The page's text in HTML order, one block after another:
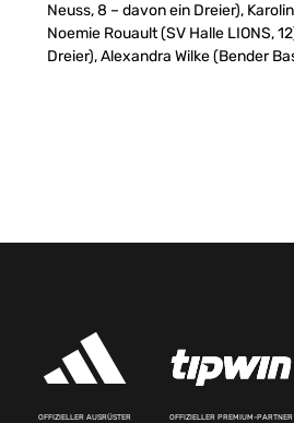
Neuss, 8 – davon ein Dreier),
Noemie Rouault (SV Halle LIONS,
Dreier), Alexandra Wilke (Bender
OFFIZIELLER AUSRÜSTER OFFIZIELLER PREMIUM-PARTNER